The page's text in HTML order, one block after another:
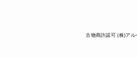
古物商許認可 (株)ア